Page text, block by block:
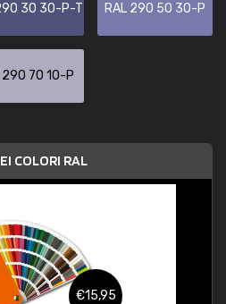
30 30-P-T RAL 290 50 30-P
290 70 10-P
COLORI RAL
€15,95